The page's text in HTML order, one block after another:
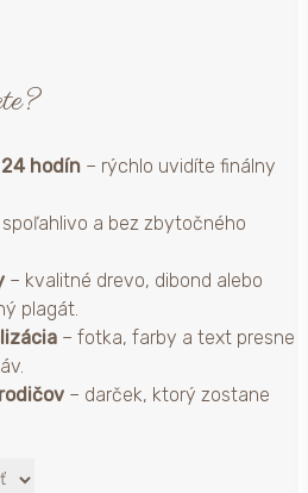
hodín – rýchlo uvidíte finálny
a bez zbytočného
– kvalitné drevo, dibond alebo
plagát.
– fotka, farby a text presne
– darček, ktorý zostane